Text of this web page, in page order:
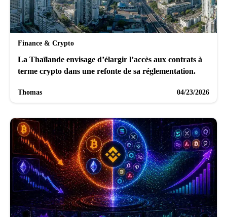
Finance & Crypto
La Thaïlande envisage d’élargir l’accès aux contrats à
terme crypto dans une refonte de sa réglementation.
Thomas 04/23/2026